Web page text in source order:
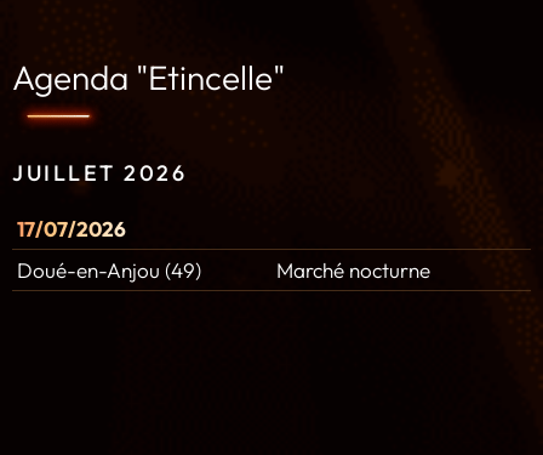
Agenda "Etincelle"
JUILLET 2026
17/07/2026
Doué-en-Anjou (49)
Marché nocturne